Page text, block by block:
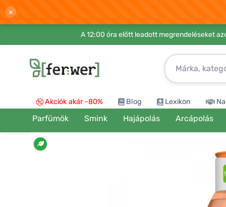
×
A 12:00 óra előtt leadott megrendeléseket
Akciók akár -80% Blog Lexikon
Parfümök Smink Hajápolás Arcápolás